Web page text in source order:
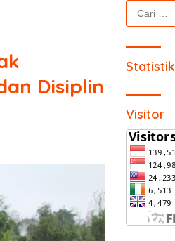
Disiplin
Cari
untuk:
Statistik
Visitor